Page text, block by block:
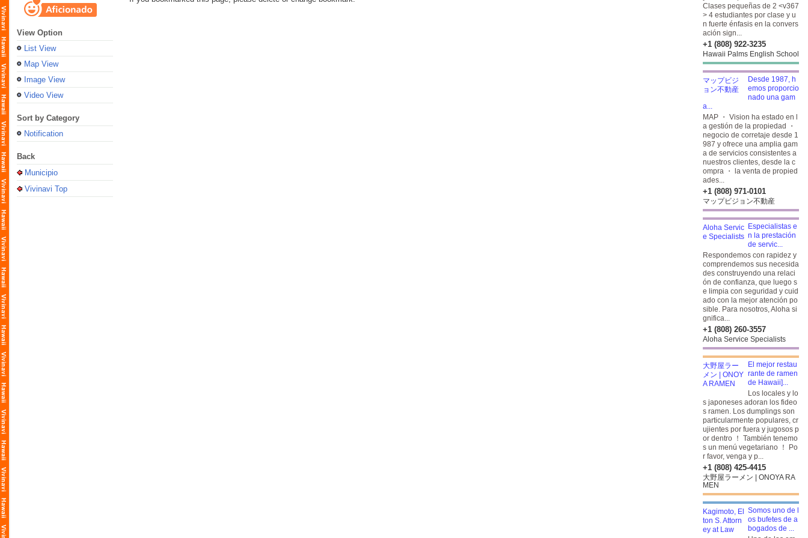
View Option
List View
Map View
Image View
Video View
Sort by Category
Notification
Back
Municipio
Vivinavi Top
Clases pequeñas de 2 <v367
> 4 estudiantes por clase y u
n fuerte énfasis en la convers
ación sign...
+1 (808) 922-3235
Hawaii Palms English School
Desde 1987, h
emos proporcio
nado una gam
a...
MAP ・ Vision ha estado en l
a gestión de la propiedad ・
negocio de corretaje desde 1
987 y ofrece una amplia gam
a de servicios consistentes a
nuestros clientes, desde la c
ompra ・ la venta de propied
ades...
+1 (808) 971-0101
マップビジョン不動産
Especialistas e
n la prestación
de servic...
Respondemos con rapidez y
comprendemos sus necesida
des construyendo una relaci
ón de confianza, que luego s
e limpia con seguridad y cuid
ado con la mejor atención po
sible. Para nosotros, Aloha si
gnifica...
+1 (808) 260-3557
Aloha Service Specialists
El mejor restau
rante de ramen
de Hawaii]...
Los locales y lo
s japoneses adoran los fideo
s ramen. Los dumplings son
particularmente populares, cr
ujientes por fuera y jugosos p
or dentro ！ También tenemo
s un menú vegetariano ！ Po
r favor, venga y p...
+1 (808) 425-4415
大野屋ラーメン | ONOYA RA
MEN
Somos uno de l
os bufetes de a
bogados de ...